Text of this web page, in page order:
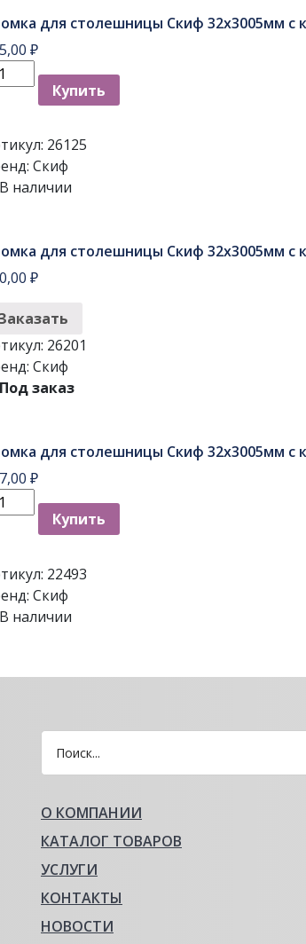
для столешницы Скиф 32х3005мм с
₽
Купить
26125
Скиф
В наличии
для столешницы Скиф 32х3005мм с
₽
26201
Скиф
Под заказ
для столешницы Скиф 32х3005мм с
₽
Купить
22493
Скиф
В наличии
О КОМПАНИИ
КАТАЛОГ ТОВАРОВ
УСЛУГИ
КОНТАКТЫ
НОВОСТИ